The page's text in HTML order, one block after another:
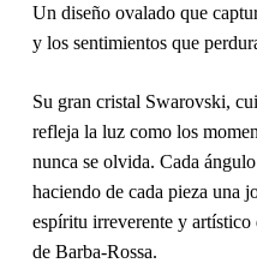
Un diseño ovalado que
y los sentimientos que
Su gran cristal Swarovski,
refleja la luz como los
nunca se olvida. Cada
haciendo de cada pieza una
espíritu irreverente y
de Barba-Rossa.